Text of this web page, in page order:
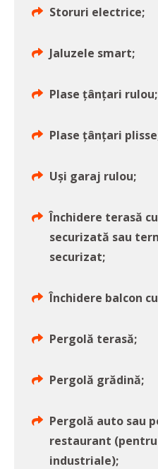
Storuri electrice;
Jaluzele smart;
Plase țânțari rulou;
Plase țânțari
Uși garaj rulou;
Închidere terasă
securizată sau
securizat;
Închidere balcon
Pergolă terasă;
Pergolă grădină;
Pergolă auto sau
restaurant
industriale);